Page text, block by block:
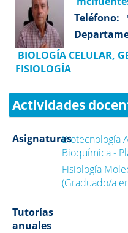
Teléfono:
BIOLOGÍA CELULAR,
FISIOLOGÍA
Actividades
AsignaturasBiotecnología
Bioquímica -
Fisiología
(Graduado/a
Tutorías
anuales